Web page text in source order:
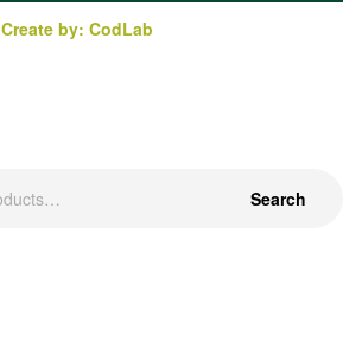
Create by: CodLab
Search